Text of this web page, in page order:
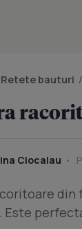
Retete bauturi /
Ciocalau
din
Este